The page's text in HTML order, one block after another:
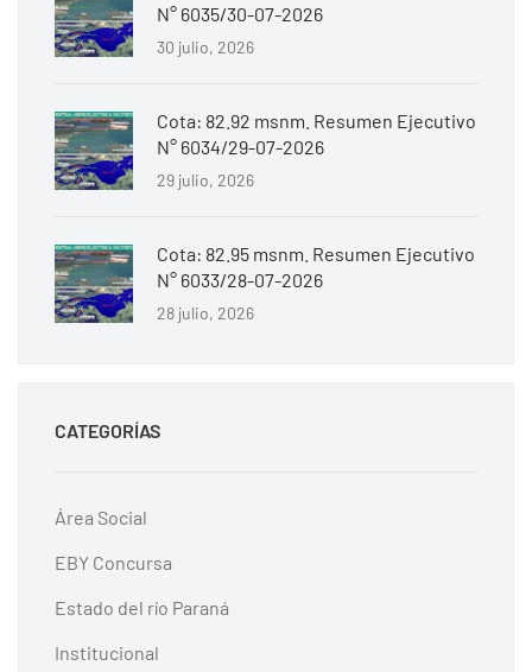
N° 6035/30-07-2026
30 julio, 2026
Cota: 82.92 msnm. Resumen Ejecutivo
N° 6034/29-07-2026
29 julio, 2026
Cota: 82.95 msnm. Resumen Ejecutivo
N° 6033/28-07-2026
28 julio, 2026
CATEGORÍAS
Área Social
EBY Concursa
Estado del río Paraná
Institucional